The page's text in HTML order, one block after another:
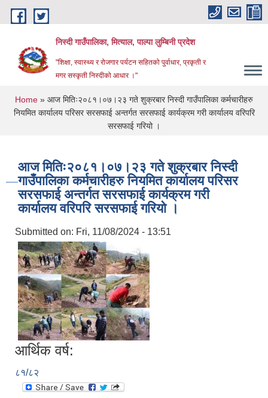
Skip to main content
निस्दी गाउँपालिका, मित्याल, पाल्पा लुम्बिनी प्रदेश
"शिक्षा, स्वास्थ्य र रोजगार पर्यटन सहितको पुर्वाधार, प्रकृती र
मगर सस्कृती निस्दीको आधार ।"
You are here
Home » आज मितिः२०८१।०७।२३ गते शुक्रबार निस्दी गाउँपालिका कर्मचारीहरु
नियमित कार्यालय परिसर सरसफाई अन्तर्गत सरसफाई कार्यक्रम गरी कार्यालय वरिपरि
सरसफाई गरियो ।
आज मितिः२०८१।०७।२३ गते शुक्रबार निस्दी
गाउँपालिका कर्मचारीहरु नियमित कार्यालय परिसर
सरसफाई अन्तर्गत सरसफाई कार्यक्रम गरी
कार्यालय वरिपरि सरसफाई गरियो ।
Submitted on: Fri, 11/08/2024 - 13:51
आर्थिक वर्ष:
८१/८२